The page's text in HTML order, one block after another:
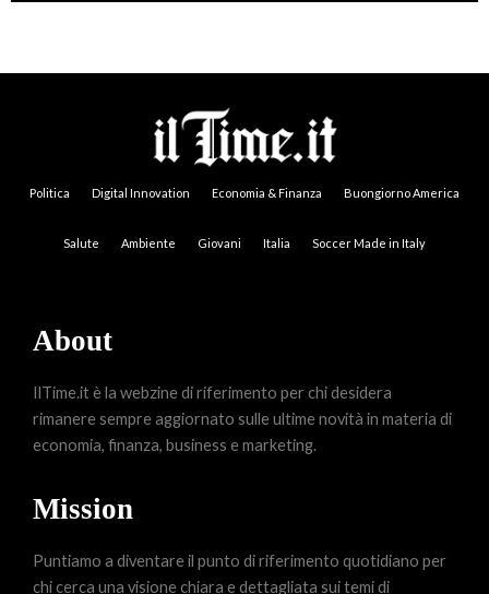
Politica Digital Innovation Economia & Finanza Buongiorno America
Salute Ambiente Giovani Italia Soccer Made in Italy
About
IlTime.it è la webzine di riferimento per chi desidera
rimanere sempre aggiornato sulle ultime novità in materia di
economia, finanza, business e marketing.
Mission
Puntiamo a diventare il punto di riferimento quotidiano per
chi cerca una visione chiara e dettagliata sui temi di